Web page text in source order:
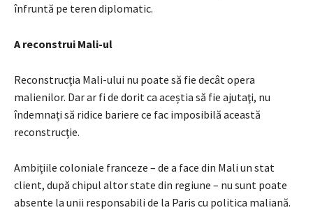
înfruntă pe teren diplomatic.
A reconstrui Mali-ul
Reconstrucţia Mali-ului nu poate să fie decât opera
malienilor. Dar ar fi de dorit ca aceștia să fie ajutaţi, nu
îndemnați să ridice bariere ce fac imposibilă această
reconstrucţie.
Ambiţiile coloniale franceze – de a face din Mali un stat
client, după chipul altor state din regiune – nu sunt poate
absente la unii responsabili de la Paris cu politica maliană.